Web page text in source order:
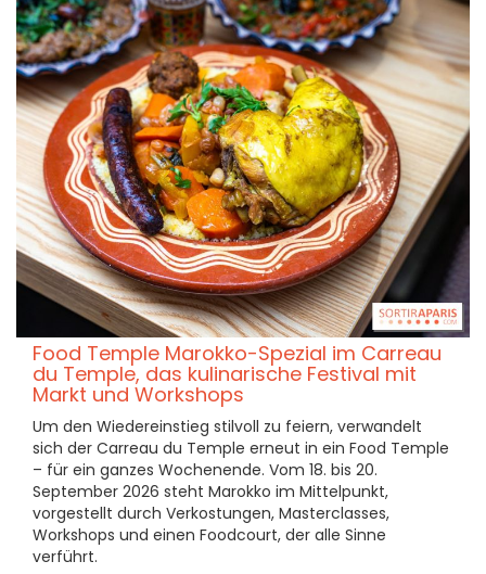
Food Temple Marokko-Spezial im Carreau
du Temple, das kulinarische Festival mit
Markt und Workshops
Um den Wiedereinstieg stilvoll zu feiern, verwandelt
sich der Carreau du Temple erneut in ein Food Temple
– für ein ganzes Wochenende. Vom 18. bis 20.
September 2026 steht Marokko im Mittelpunkt,
vorgestellt durch Verkostungen, Masterclasses,
Workshops und einen Foodcourt, der alle Sinne
verführt.